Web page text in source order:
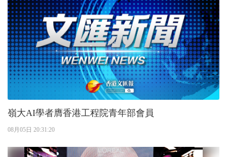
嶺大AI學者膺香港工程院青年部會員
08月05日 20:31:20